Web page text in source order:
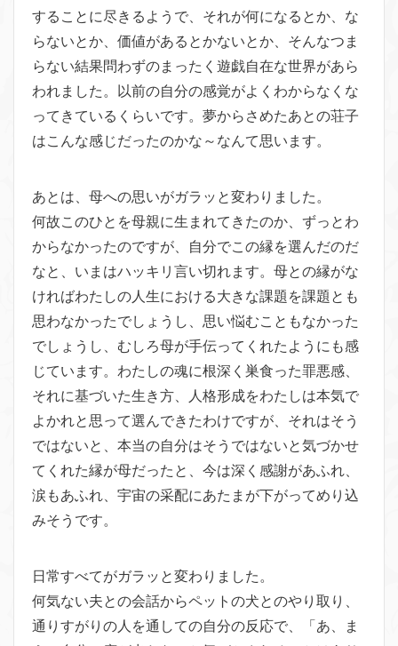
することに尽きるようで、それが何になるとか、 な
らないとか、価値があるとかないとか、そんなつま
らない結果問わずのまったく遊戯自在な世界があら
われました。以前の自分の感覚がよくわからなくな
ってきているくらいです。夢からさめたあとの荘子
はこんな感じだったのかな～なんて思います。
あとは、母への思いがガラッと変わりました。
何故このひとを母親に生まれてきたのか、ずっとわ
からなかったのですが、自分でこの縁を選んだのだ
なと、いまはハッキリ言い切れます。母との縁がな
ければわたしの人生における大きな課題を課題 とも
思わなかったでしょうし、 思い悩むこともなかった
でしょうし、むしろ母が手伝ってくれたよ うにも感
じています。わたしの魂に根深く巣食った罪悪感、
それに基づいた生き方、人格形成をわたしは本気で
よかれと思って選んできたわけですが、それはそう
ではないと、本当の自分はそう ではないと気づかせ
てくれた縁が母だったと、今は深く感謝があふれ、
涙もあふれ、宇宙の采配にあたまが下がってめり込
みそうです。
日常すべてがガラッと変わりました。
何気ない夫との会話からペットの犬とのやり取り、
通りすがりの人 を通しての自分の反応で、「あ、ま